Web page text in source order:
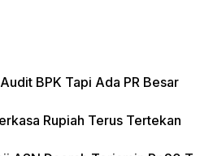
BPK Tapi Ada PR Besar
Rupiah Terus Tertekan